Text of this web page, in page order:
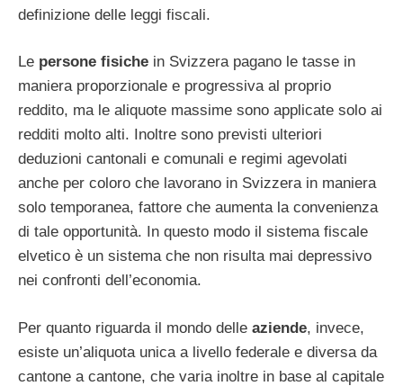
definizione delle leggi fiscali.
Le persone fisiche in Svizzera pagano le tasse in
maniera proporzionale e progressiva al proprio
reddito, ma le aliquote massime sono applicate solo ai
redditi molto alti. Inoltre sono previsti ulteriori
deduzioni cantonali e comunali e regimi agevolati
anche per coloro che lavorano in Svizzera in maniera
solo temporanea, fattore che aumenta la convenienza
di tale opportunità. In questo modo il sistema fiscale
elvetico è un sistema che non risulta mai depressivo
nei confronti dell’economia.
Per quanto riguarda il mondo delle aziende, invece,
esiste un’aliquota unica a livello federale e diversa da
cantone a cantone, che varia inoltre in base al capitale